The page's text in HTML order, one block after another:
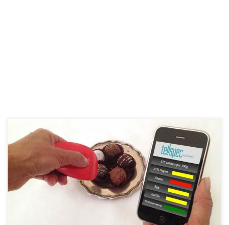
TellSpec je novo čudo tehnologije koje će u skoroj budućnosti
olakšati život svima koji žele znati tačno šta unose u organizam.
Ukratko TellSpec je o ručni spektrometar koji na osnovu boje
refleksije testiranog uzorka radi analizu sadržaja. Namjena ovog